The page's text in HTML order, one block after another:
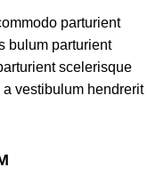
parturient
bulum parturient
scelerisque
vestibulum hendrerit